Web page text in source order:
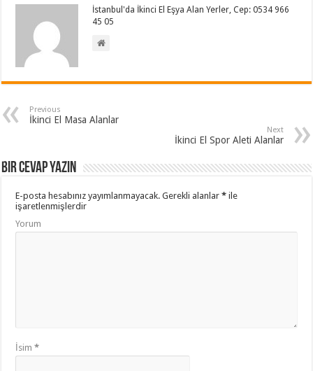
İstanbul'da İkinci El Eşya Alan Yerler, Cep: 0534 966
45 05
Previous
İkinci El Masa Alanlar
Next
İkinci El Spor Aleti Alanlar
Bir cevap yazın
E-posta hesabınız yayımlanmayacak. Gerekli alanlar* ile
işaretlenmişlerdir
Yorum
İsim*